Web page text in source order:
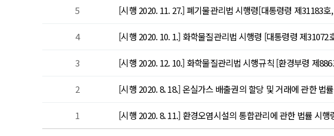
5 [시행 2020. 11. 27.] 폐기물관리법 시행령[대통령령 제31183
4 [시행 2020. 10. 1.] 화학물질관리법 시행령 [대통령령 제31072
3 [시행 2020. 12. 10.] 화학물질관리법 시행규칙 [환경부령 제
2 [시행 2020. 8. 18.] 온실가스 배출권의 할당 및 거래에 관한 법
1 [시행 2020. 8. 11.] 환경오염시설의 통합관리에 관한 법률 시